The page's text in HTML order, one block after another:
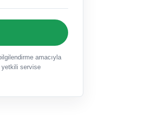
amacıyla
yetkili servise